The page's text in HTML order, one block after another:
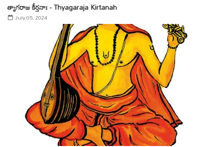
త్యాగరాజ కీర్తనాః - Thyagaraja Kirtanah
July 05, 2024